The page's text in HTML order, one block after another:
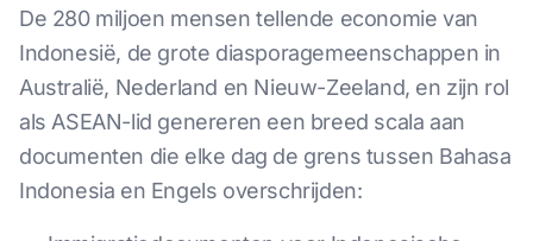
De 280 miljoen mensen tellende economie van
Indonesië, de grote diasporagemeenschappen in
Australië, Nederland en Nieuw-Zeeland, en zijn rol
als ASEAN-lid genereren een breed scala aan
documenten die elke dag de grens tussen Bahasa
Indonesia en Engels overschrijden: